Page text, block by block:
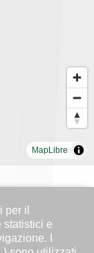
MapLibre
per il
statistici e
I